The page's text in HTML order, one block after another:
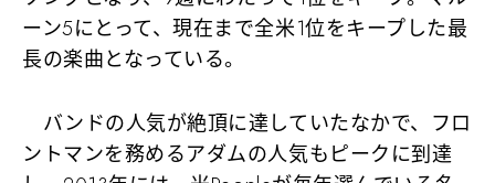
ーン5にとって、現在まで全米1位をキープした最
長の楽曲となっている。
バンドの人気が絶頂に達していたなかで、フロ
ントマンを務めるアダムの人気もピークに到達